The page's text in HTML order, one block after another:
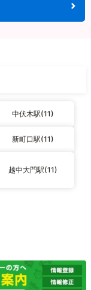
中伏木駅(11)
新町口駅(11)
越中大門駅(11)